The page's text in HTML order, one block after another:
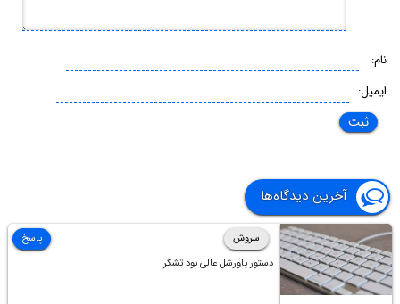
نام:
ایمیل:
آخرین دیدگاه‌ها
سروش
دستور پاورشل عالی بود تشکر
پاسخ